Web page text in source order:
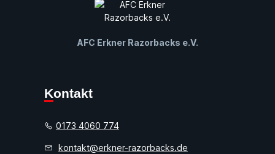
AFC Erkner Razorbacks e.V.
Kontakt
0173 4060 774
kontakt@erkner-razorbacks.de